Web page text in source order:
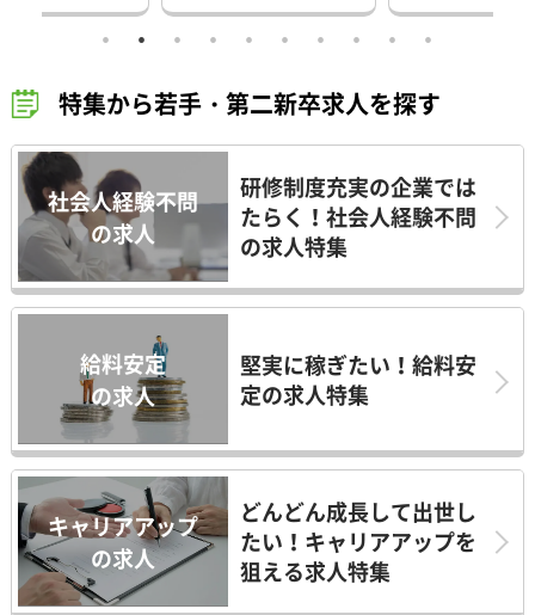
特集から若手・第二新卒求人を探す
社会人経験不問
の求人
研修制度充実の企業では
たらく！社会人経験不問
の求人特集
給料安定
の求人
堅実に稼ぎたい！給料安
定の求人特集
キャリアアップ
の求人
どんどん成長して出世し
たい！キャリアアップを
狙える求人特集